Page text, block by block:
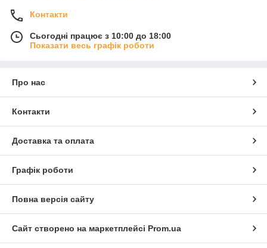
Контакти
Сьогодні працює з 10:00 до 18:00
Показати весь графік роботи
Про нас
Контакти
Доставка та оплата
Графік роботи
Повна версія сайту
Сайт створено на маркетплейсі Prom.ua